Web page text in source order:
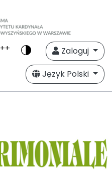
++
Zaloguj
Język Polski